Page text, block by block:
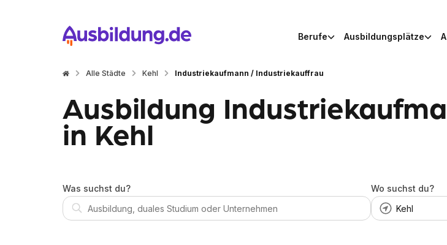
Berufe Ausbildungsplätze
Alle Städte Kehl Industriekaufmann / Industriekauffrau
Ausbildung
in Kehl
Was suchst du?
Wo suchst du?